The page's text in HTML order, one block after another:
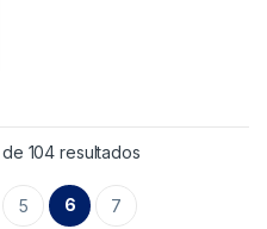
104 resultados
5 6 7